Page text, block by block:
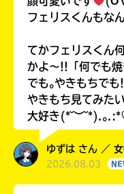
フェリスくんもな
てかフェリスくん
かよ〜!!「何でも
でも｡やきもちでも!
やきもち見てみた
大好き(*˘︶˘*).｡
ゆずは さん ／
2026.08.03